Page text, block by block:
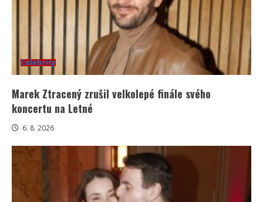
Celebrity
Marek Ztracený zrušil velkolepé finále svého
koncertu na Letné
6. 8. 2026